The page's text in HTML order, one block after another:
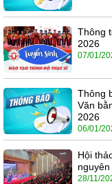
Thông
2026
07/01/
Thông
Văn
2026
06/01/
Hội
28/11/